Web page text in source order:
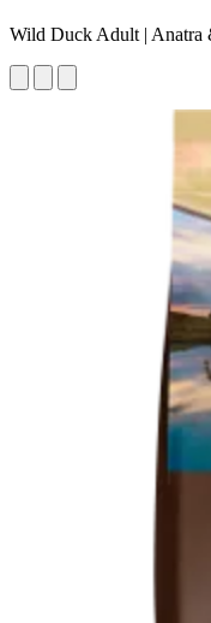
Wild Duck Adult | Anatra